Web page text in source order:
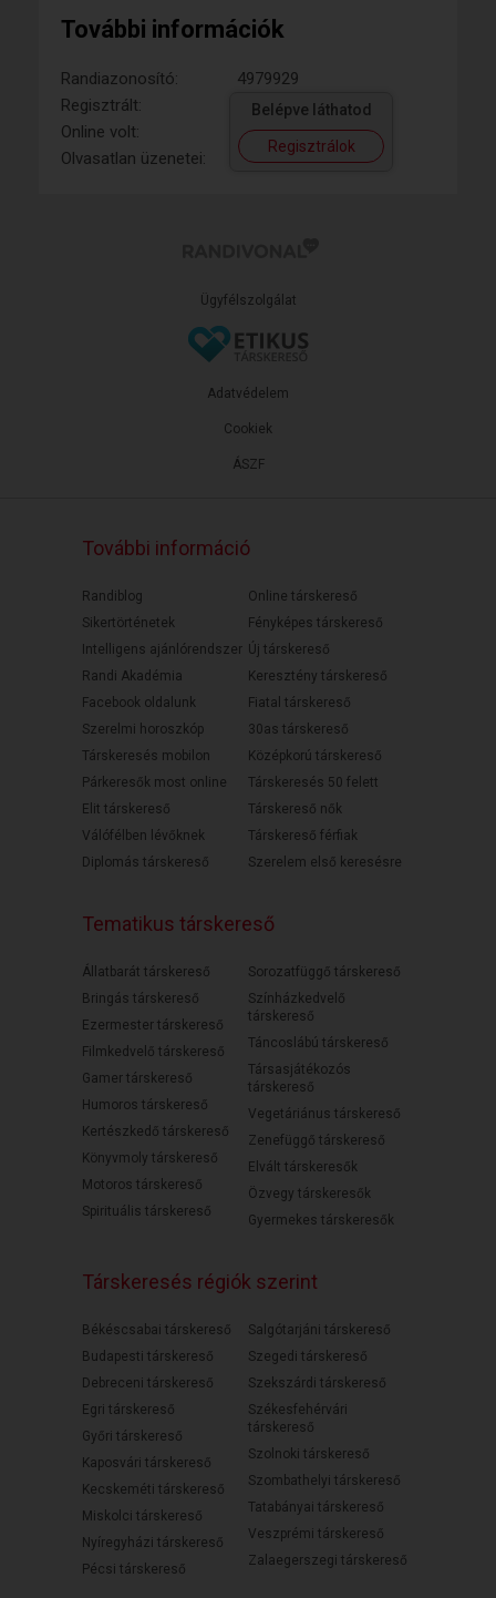
További információk
Randiazonosító:
4979929
Regisztrált:
Online volt:
Olvasatlan üzenetei:
Belépve láthatod
Regisztrálok
Ügyfélszolgálat
ÁSZF
Adatvédelem
Cookiek
További információ
Randiblog
Sikertörténetek
Intelligens ajánlórendszer
Randi Akadémia
Facebook oldalunk
Szerelmi horoszkóp
Társkeresés mobilon
Párkeresők most online
Elit társkereső
Válófélben lévőknek
Diplomás társkereső
Online társkereső
Fényképes társkereső
Új társkereső
Keresztény társkereső
Fiatal társkereső
30as társkereső
Középkorú társkereső
Társkeresés 50 felett
Társkereső nők
Társkereső férfiak
Szerelem első keresésre
Tematikus társkereső
Állatbarát társkereső
Bringás társkereső
Ezermester társkereső
Filmkedvelő társkereső
Gamer társkereső
Humoros társkereső
Kertészkedő társkereső
Könyvmoly társkereső
Motoros társkereső
Spirituális társkereső
Sorozatfüggő társkereső
Színházkedvelő
társkereső
Táncoslábú társkereső
Társasjátékozós
társkereső
Vegetáriánus társkereső
Zenefüggő társkereső
Elvált társkeresők
Özvegy társkeresők
Gyermekes társkeresők
Társkeresés régiók szerint
Békéscsabai társkereső
Budapesti társkereső
Debreceni társkereső
Egri társkereső
Győri társkereső
Kaposvári társkereső
Kecskeméti társkereső
Miskolci társkereső
Nyíregyházi társkereső
Pécsi társkereső
Salgótarjáni társkereső
Szegedi társkereső
Szekszárdi társkereső
Székesfehérvári
társkereső
Szolnoki társkereső
Szombathelyi társkereső
Tatabányai társkereső
Veszprémi társkereső
Zalaegerszegi társkereső